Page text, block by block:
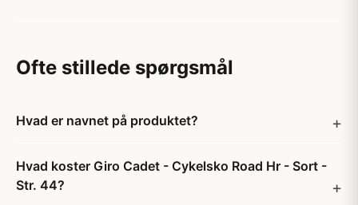
Ofte stillede spørgsmål
Hvad er navnet på produktet?
Hvad koster Giro Cadet - Cykelsko Road Hr - Sort -
Str. 44?